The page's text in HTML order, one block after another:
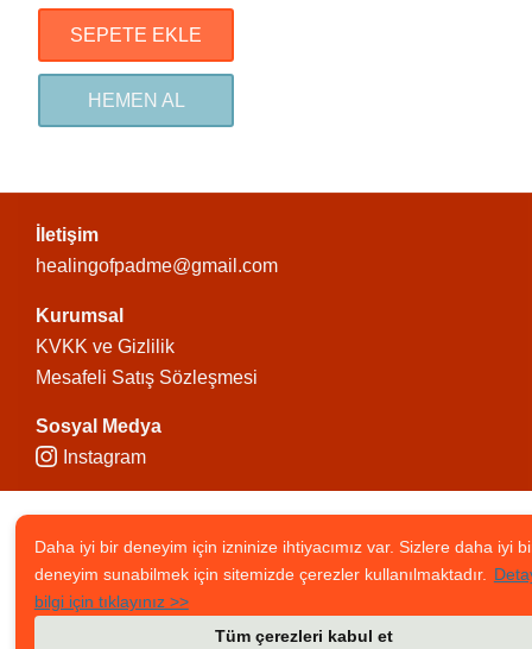
SEPETE EKLE
HEMEN AL
İletişim
healingofpadme@gmail.com
Kurumsal
KVKK ve Gizlilik
Mesafeli Satış Sözleşmesi
Sosyal Medya
Instagram
Daha iyi bir deneyim için izninize ihtiyacımız var. Sizlere daha iyi
deneyim sunabilmek için sitemizde çerezler kullanılmaktadır.
bilgi için tıklayınız >>
Tüm çerezleri kabul et